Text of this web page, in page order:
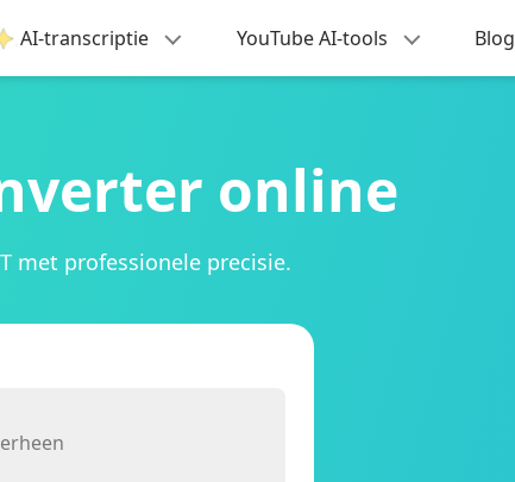
AI-transcriptie YouTube AI-tools Blog
online
met professionele precisie.